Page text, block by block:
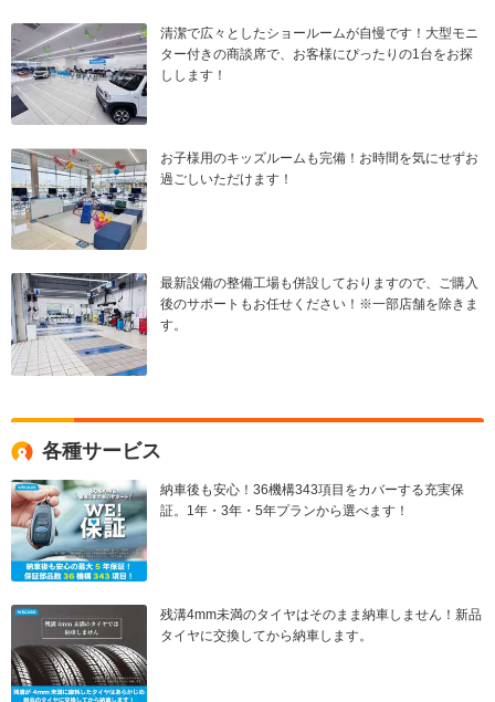
清潔で広々としたショールームが自慢です！大型モニ
ター付きの商談席で、お客様にぴったりの1台をお探
しします！
お子様用のキッズルームも完備！お時間を気にせずお
過ごしいただけます！
最新設備の整備工場も併設しておりますので、ご購入
後のサポートもお任せください！※一部店舗を除きま
す。
各種サービス
納車後も安心！36機構343項目をカバーする充実保
証。1年・3年・5年プランから選べます！
残溝4mm未満のタイヤはそのまま納車しません！新品
タイヤに交換してから納車します。